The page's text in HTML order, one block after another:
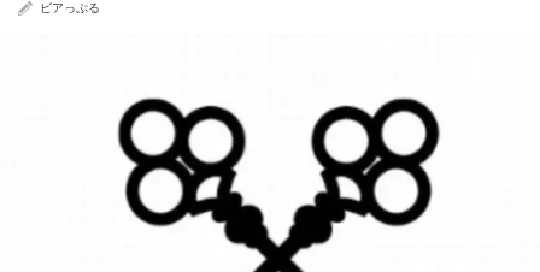
ビアっぷる